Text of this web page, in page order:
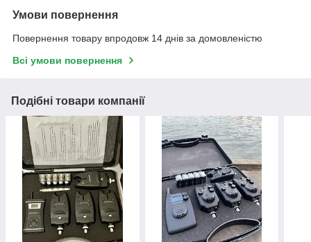
Умови повернення
Повернення товару впродовж 14 днів за домовленістю
Всі умови повернення
Подібні товари компанії